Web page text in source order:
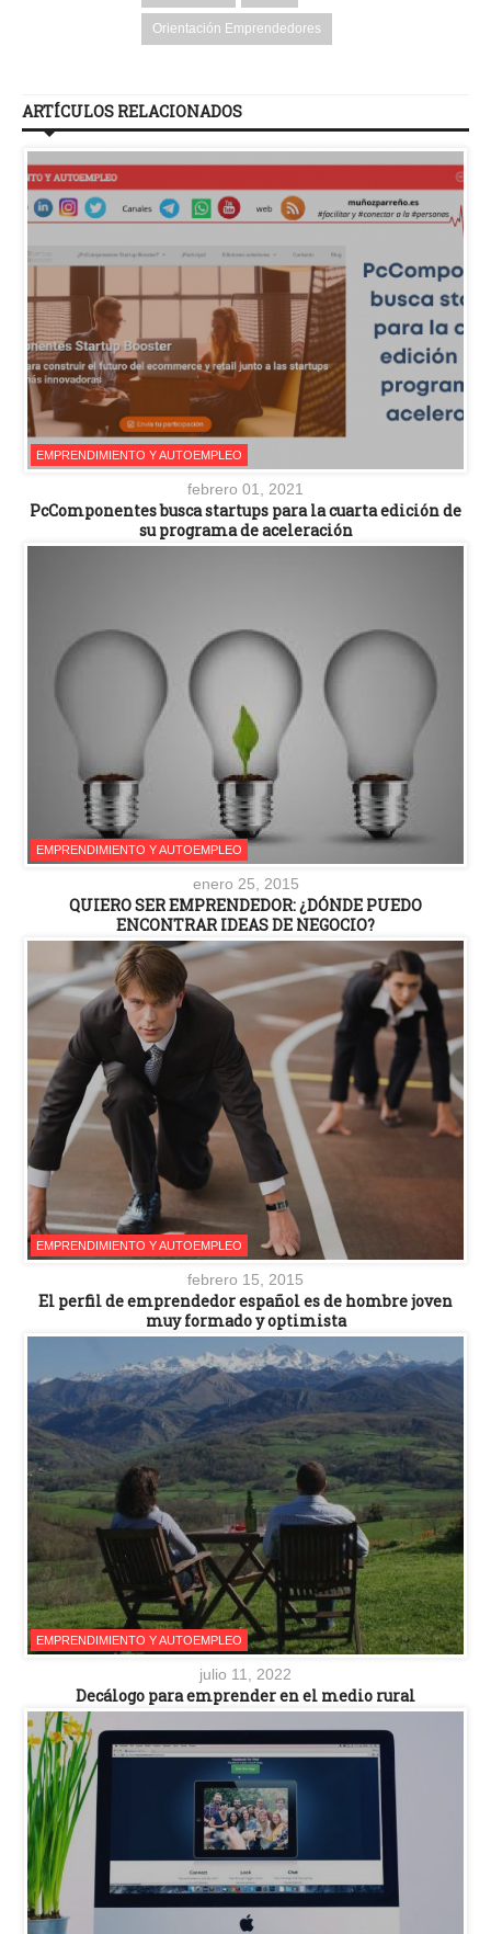
Orientación Emprendedores
ARTÍCULOS RELACIONADOS
EMPRENDIMIENTO Y AUTOEMPLEO
febrero 01, 2021
PcComponentes busca startups para la cuarta edición de
su programa de aceleración
EMPRENDIMIENTO Y AUTOEMPLEO
enero 25, 2015
QUIERO SER EMPRENDEDOR: ¿DÓNDE PUEDO
ENCONTRAR IDEAS DE NEGOCIO?
EMPRENDIMIENTO Y AUTOEMPLEO
febrero 15, 2015
El perfil de emprendedor español es de hombre joven
muy formado y optimista
EMPRENDIMIENTO Y AUTOEMPLEO
julio 11, 2022
Decálogo para emprender en el medio rural